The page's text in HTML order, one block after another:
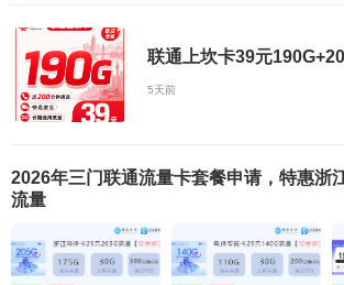
联通上坎卡39元
5天前
2026年三门联通流量卡套餐申请，特惠浙
流量